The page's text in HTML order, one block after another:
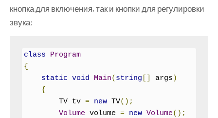
        command
кнопка для включения, так и кнопки для регулировки
звука:
class
Program
{
static void Main( string args )
{
        TV tv
= new TV();
Volume volume = new Volume();